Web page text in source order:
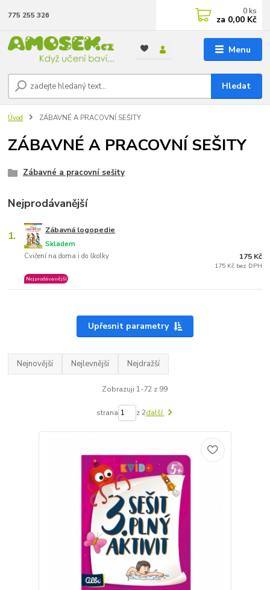
Menu
Hledat
775 255 326 0 ks
za 0,00 Kč
Úvod ZÁBAVNÉ A PRACOVNÍ SEŠITY
ZÁBAVNÉ A PRACOVNÍ SEŠITY
Zábavné a pracovní sešity
Nejprodávanější
1. Zábavná logopedie
Cvičení na doma i do školky
Skladem
Nejprodávanější
175 Kč
175 Kč bez DPH
Upřesnit parametry
Nejnovější Nejlevnější Nejdražší
Zobrazuji 1-72 z 99
strana z 2další